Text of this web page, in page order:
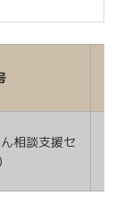
相談支援セ